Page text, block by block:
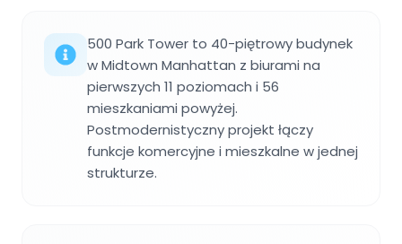
500 Park Tower to 40-piętrowy budynek
w Midtown Manhattan z biurami na
pierwszych 11 poziomach i 56
mieszkaniami powyżej.
Postmodernistyczny projekt łączy
funkcje komercyjne i mieszkalne w jednej
strukturze.